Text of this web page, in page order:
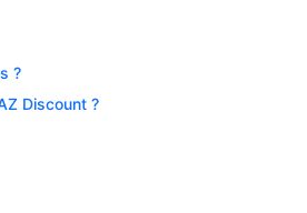
?
Discount ?